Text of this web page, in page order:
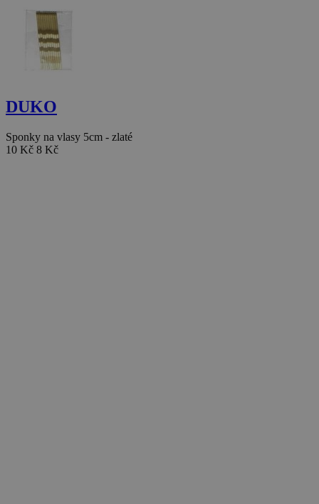
DUKO
Sponky na vlasy 5cm - zlaté
10 Kč 8 Kč